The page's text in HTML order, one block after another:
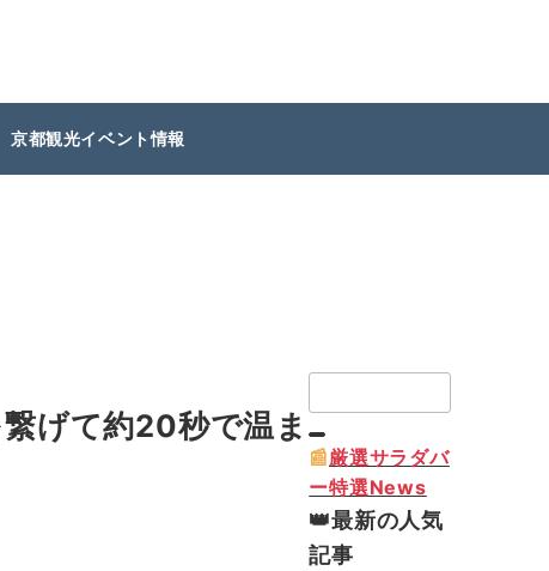
京都観光イベント情報
げて約20秒で温ま 索：
📰厳選サラダバ
ー特選News
👑最新の人気
記事